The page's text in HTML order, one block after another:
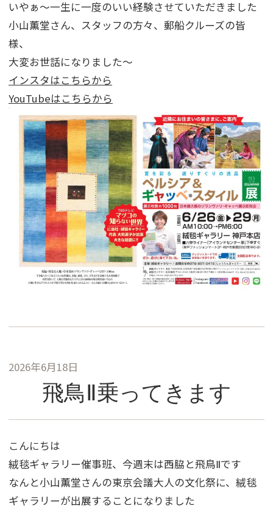
いやぁ～一生に一度のいい経験させていただきました
小山薫堂さん、スタッフの方々、郵船クルーズの皆
様、
大変お世話になりました～
インスタはこちらから
YouTubeはこちらから
2026年6月18日
飛鳥Ⅱ乗ってきます
こんにちは
絨毯ギャラリー催事班、今週末は西脇と飛鳥Ⅱです
なんと小山薫堂さんの東京会議大人の文化祭に、絨毯
ギャラリーが出展することになりました